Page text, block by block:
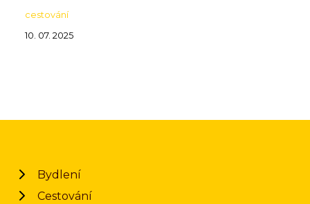
cestování
10. 07. 2025
Bydlení
Cestování